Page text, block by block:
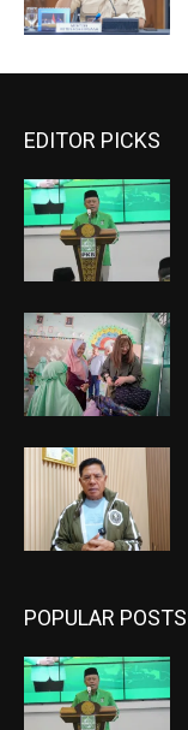
EDITOR PICKS
POPULAR POSTS